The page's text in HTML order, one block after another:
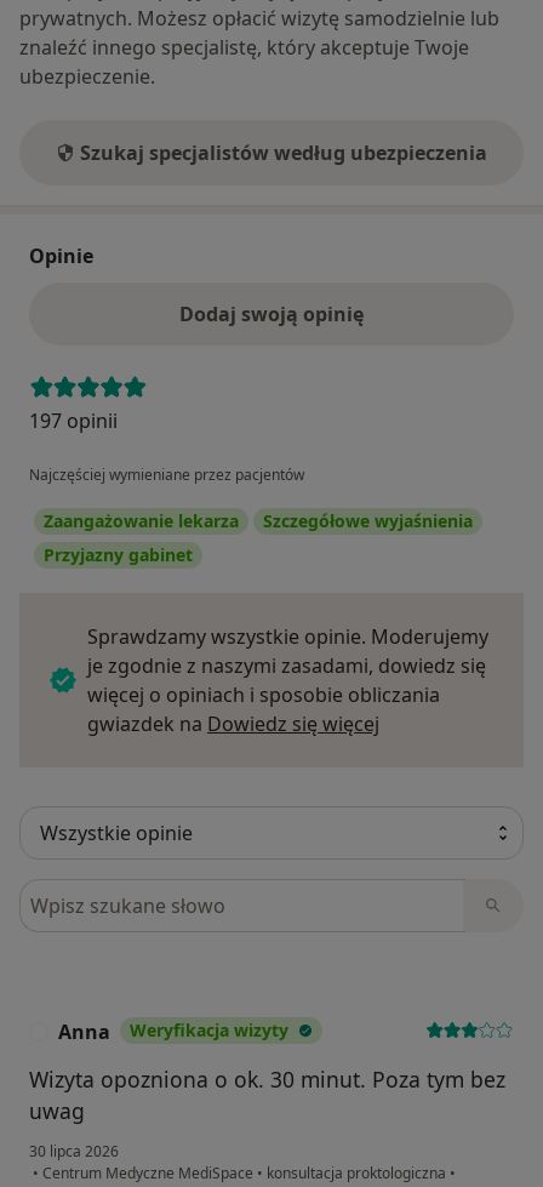
prywatnych. Możesz opłacić wizytę samodzielnie lub
znaleźć innego specjalistę, który akceptuje Twoje
ubezpieczenie.
Szukaj specjalistów według ubezpieczenia
Opinie
Dodaj swoją opinię
197 opinii
Najczęściej wymieniane przez pacjentów
Zaangażowanie lekarza
Szczegółowe wyjaśnienia
Przyjazny gabinet
Sprawdzamy wszystkie opinie. Moderujemy
je zgodnie z naszymi zasadami, dowiedz się
więcej o opiniach i sposobie obliczania
gwiazdek na Dowiedz się więcej
Szukaj w opiniach
Anna Weryfikacja wizyty
Wizyta opozniona o ok. 30 minut. Poza tym bez
uwag
30 lipca 2026
• Centrum Medyczne MediSpace • konsultacja proktologiczna •